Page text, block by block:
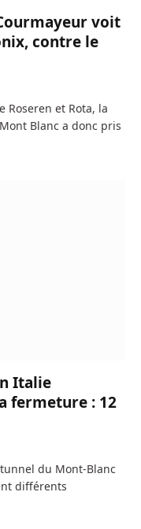
voit
contre le
Roseren et Rota, la
Blanc a donc pris
Italie
fermeture : 12
du Mont-Blanc
différents